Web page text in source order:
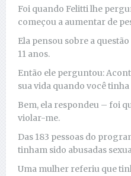
Foi quando Felitti lhe
começou a aumentar de
Ela pensou sobre a
11 anos.
Então ele perguntou:
sua vida quando você tinha
Bem, ela respondeu – foi
violar-me.
Das 183 pessoas do
tinham sido abusadas
Uma mulher referiu que